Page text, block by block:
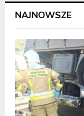
NAJNOWSZE